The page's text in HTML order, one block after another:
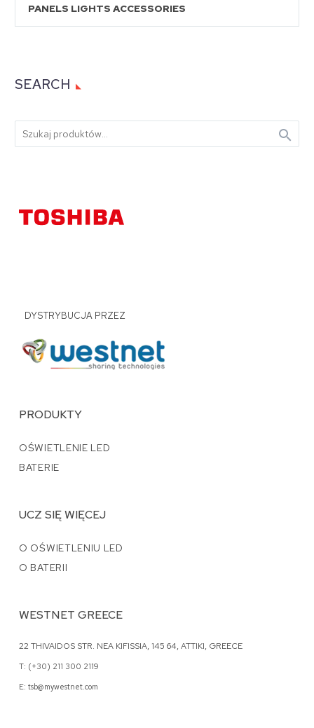
PANELS LIGHTS ACCESSORIES
SEARCH

DYSTRYBUCJA PRZEZ
PRODUKTY
OŚWIETLENIE LED
BATERIE
UCZ SIĘ WIĘCEJ
O OŚWIETLENIU LED
O BATERII
WESTNET GREECE
22 THIVAIDOS STR. NEA KIFISSIA, 145 64, ATTIKI, GREECE
T: (+30) 211 300 2119
E: tsb@mywestnet.com